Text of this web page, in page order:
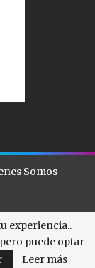
Somos
experiencia..
puede optar
Leer más